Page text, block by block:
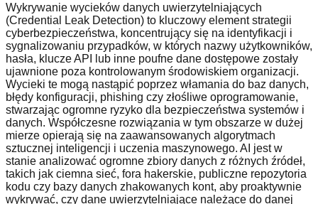
Wykrywanie wycieków danych uwierzytelniających
(Credential Leak Detection) to kluczowy element strategii
cyberbezpieczeństwa, koncentrujący się na identyfikacji i
sygnalizowaniu przypadków, w których nazwy użytkowników,
hasła, klucze API lub inne poufne dane dostępowe zostały
ujawnione poza kontrolowanym środowiskiem organizacji.
Wycieki te mogą nastąpić poprzez włamania do baz danych,
błędy konfiguracji, phishing czy złośliwe oprogramowanie,
stwarzając ogromne ryzyko dla bezpieczeństwa systemów i
danych. Współczesne rozwiązania w tym obszarze w dużej
mierze opierają się na zaawansowanych algorytmach
sztucznej inteligencji i uczenia maszynowego. AI jest w
stanie analizować ogromne zbiory danych z różnych źródeł,
takich jak ciemna sieć, fora hakerskie, publiczne repozytoria
kodu czy bazy danych zhakowanych kont, aby proaktywnie
wykrywać, czy dane uwierzytelniające należące do danej